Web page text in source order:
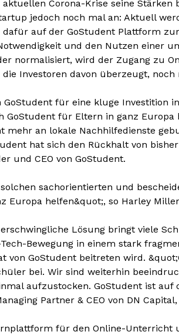
Corona-Krise seine
jedoch noch mal an: Aktuell
auf der GoStudent Plattform
und den Nutzen einer
normalisiert, wird der Zugang zu
Investoren davon überzeugt, noch
für eine kluge
GoStudent für Eltern in ganz
mehr an lokale Nachhilfedienste
hat sich den Rückhalt von
und CEO von GoStudent.
sachorientierten und
helfen&quot;, so Harley
Lösung bringt viele
Bewegung in einem stark
von GoStudent beitreten wird.
bei. Wir sind weiterhin
aufzustocken. GoStudent ist
Partner & CEO von DN
für den Online-Unterricht